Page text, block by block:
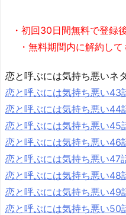
・初回30日間無料で登録
・無料期間内に解約し
恋と呼ぶには気持ち悪いネ
恋と呼ぶには気持ち悪い43
恋と呼ぶには気持ち悪い44
恋と呼ぶには気持ち悪い45
恋と呼ぶには気持ち悪い46
恋と呼ぶには気持ち悪い47
恋と呼ぶには気持ち悪い48
恋と呼ぶには気持ち悪い49
恋と呼ぶには気持ち悪い50